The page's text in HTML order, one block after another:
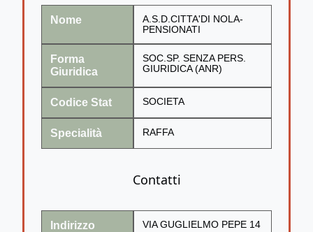
Nome
A.S.D.CITTA'DI NOLA-
PENSIONATI
Forma
Giuridica
SOC.SP. SENZA PERS.
GIURIDICA (ANR)
Codice Stat SOCIETA
Specialità RAFFA
Contatti
Indirizzo VIA GUGLIELMO PEPE 14